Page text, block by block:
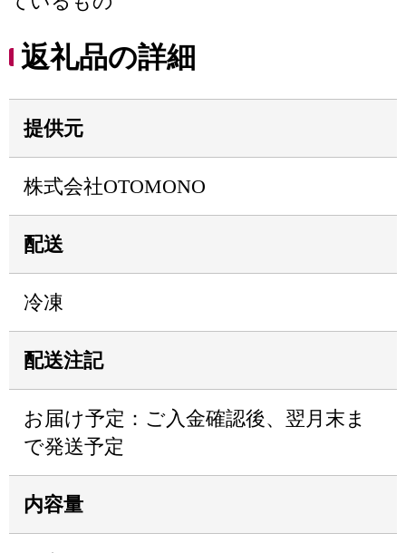
返礼品の詳細
提供元
株式会社OTOMONO
配送
冷凍
配送注記
お届け予定：ご入金確認後、翌月末ま
で発送予定
内容量